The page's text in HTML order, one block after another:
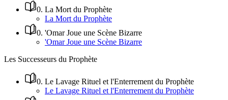
0. La Mort du Prophète
La Mort du Prophète
0. 'Omar Joue une Scène Bizarre
'Omar Joue une Scène Bizarre
Les Successeurs du Prophète
0. Le Lavage Rituel et l'Enterrement du Prophète
Le Lavage Rituel et l'Enterrement du Prophète